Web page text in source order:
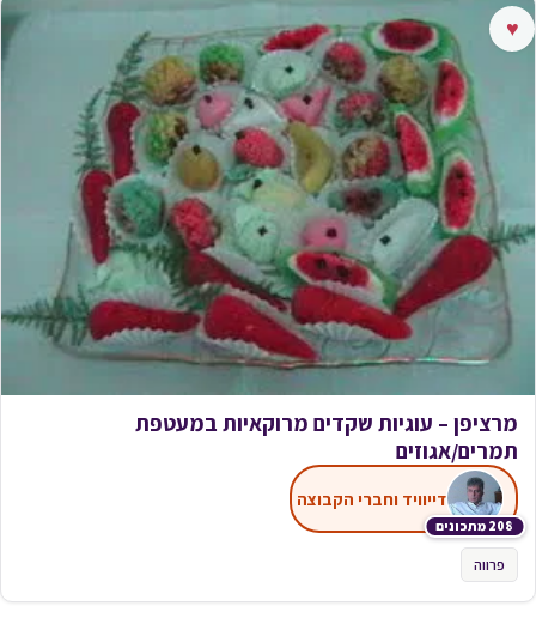
♥
מרציפן – עוגיות שקדים מרוקאיות במעטפת
תמרים/אגוזים
208 מתכונים
דייוויד וחברי הקבוצה
פרווה